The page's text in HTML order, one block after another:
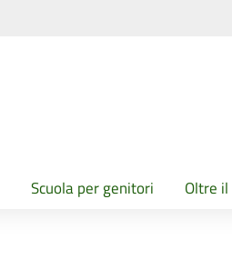
Scuola per genitori Oltre